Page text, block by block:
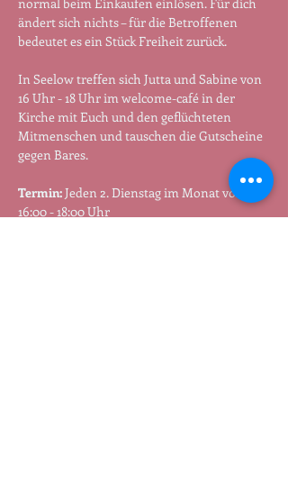
ändert sich nichts – für die Betroffenen
bedeutet es ein Stück Freiheit zurück.
In Seelow treffen sich Jutta und Sabine von
16 Uhr - 18 Uhr im welcome-café in der
Kirche mit Euch und den geflüchteten
Mitmenschen und tauschen die Gutscheine
gegen Bares.
Termin: Jeden 2. Dienstag im Monat von
16:00 - 18:00 Uhr